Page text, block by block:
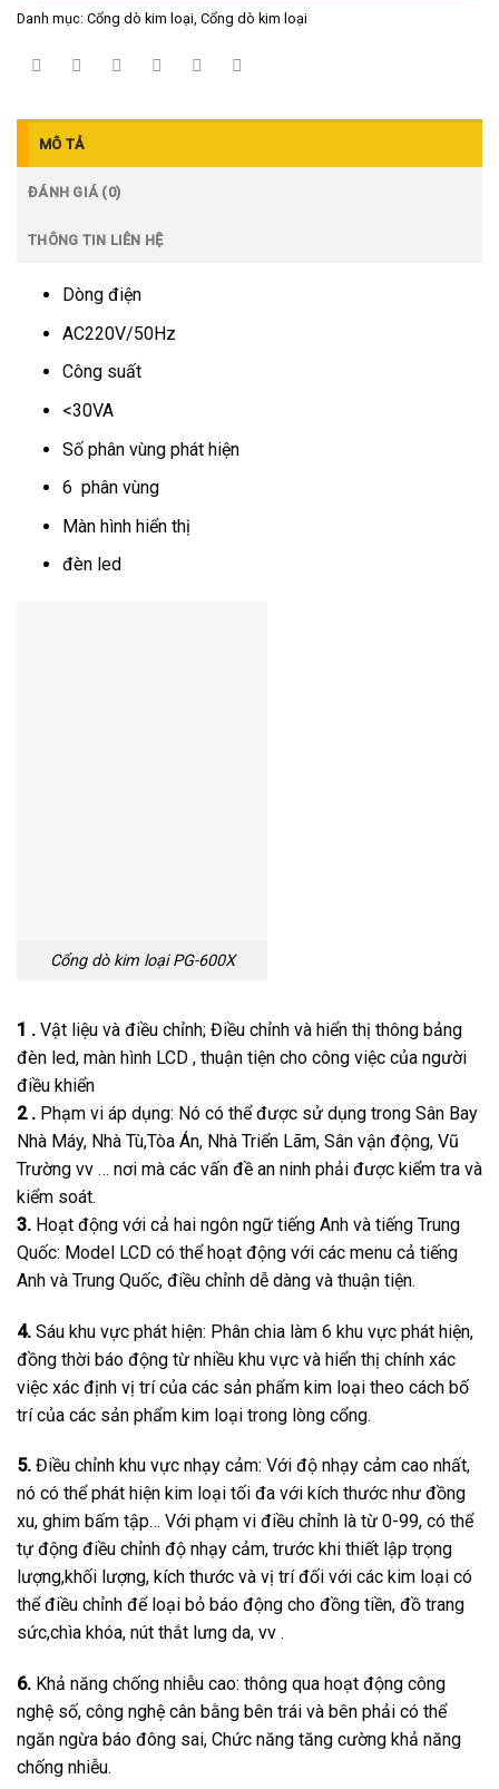
Danh mục: Cổng dò kim loại Cổng dò kim loại
MÔ TẢ
ĐÁNH GIÁ (0)
THÔNG TIN LIÊN HỆ
Dòng điện
AC220V/50Hz
Công suất
<30VA
Số phân vùng phát hiện
6 phân vùng
Màn hình hiển thị
đèn led
Cổng dò kim loại PG-600X
1 . Vật liệu và điều chỉnh; Điều chỉnh và hiển thị thông bảng
đèn led, màn hình LCD , thuận tiện cho công việc của người
điều khiển
2 . Phạm vi áp dụng: Nó có thể được sử dụng trong Sân Bay
Nhà Máy, Nhà Tù,Tòa Án, Nhà Triển Lãm, Sân vận động, Vũ
Trường vv … nơi mà các vấn đề an ninh phải được kiểm tra và
kiểm soát.
3. Hoạt động với cả hai ngôn ngữ tiếng Anh và tiếng Trung
Quốc: Model LCD có thể hoạt động với các menu cả tiếng
Anh và Trung Quốc, điều chỉnh dễ dàng và thuận tiện.
4. Sáu khu vực phát hiện: Phân chia làm 6 khu vực phát hiện,
đồng thời báo động từ nhiều khu vực và hiển thị chính xác
việc xác định vị trí của các sản phẩm kim loại theo cách bố
trí của các sản phẩm kim loại trong lòng cổng.
5. Điều chỉnh khu vực nhạy cảm: Với độ nhạy cảm cao nhất,
nó có thể phát hiện kim loại tối đa với kích thước như đồng
xu, ghim bấm tập… Với phạm vi điều chỉnh là từ 0-99, có thể
tự động điều chỉnh độ nhạy cảm, trước khi thiết lập trọng
lượng,khối lượng, kích thước và vị trí đối với các kim loại có
thể điều chỉnh để loại bỏ báo động cho đồng tiền, đồ trang
sức,chìa khóa, nút thắt lưng da, vv .
6. Khả năng chống nhiễu cao: thông qua hoạt động công
nghệ số, công nghệ cân bằng bên trái và bên phải có thể
ngăn ngừa báo đông sai, Chức năng tăng cường khả năng
chống nhiễu.